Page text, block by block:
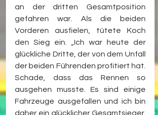
an der dritten Gesamtposition
gefahren war. Als die beiden
Vorderen ausfielen, tütete Koch
den Sieg ein. „Ich war heute der
glückliche Dritte, der von dem Unfall
der beiden Führenden profitiert hat.
Schade, dass das Rennen so
ausgehen musste. Es sind einige
Fahrzeuge ausgefallen und ich bin
daher ein glücklicher Gesamtsieger.